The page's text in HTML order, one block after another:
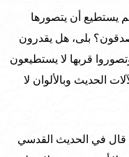
يستطيع أن يتصورها
بلى، هل يقدرون
قربها لا يستطيعون
الحديث وبالألوان لا
قال في الحديث القدسي